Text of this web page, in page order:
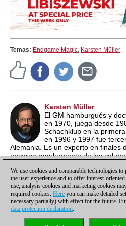
Temas: Endgame Magic, Karsten Müller
Karsten Müller
El GM hamburgués y
en 1970, juega desde
Schachklub en la
en 1996 y 1997 fue
Alemania. Es un experto en finales
encarga regularmente de las
ChessCafe.com.
We use cookies and comparable technologies
the user experience and to offer interest-
use, analysis cookies and marketing cookies
required cookies. Here you can make detailed
necessary partially) with effect for the future.
data protection declaration.